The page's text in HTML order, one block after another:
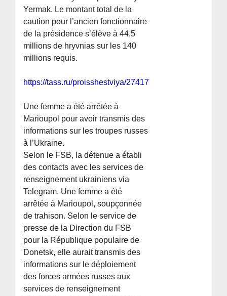
Yermak. Le montant total de la
caution pour l’ancien fonctionnaire
de la présidence s’élève à 44,5
millions de hryvnias sur les 140
millions requis.
https://tass.ru/proisshestviya/27417747
Une femme a été arrêtée à
Marioupol pour avoir transmis des
informations sur les troupes russes
à l’Ukraine.
Selon le FSB, la détenue a établi
des contacts avec les services de
renseignement ukrainiens via
Telegram. Une femme a été
arrêtée à Marioupol, soupçonnée
de trahison. Selon le service de
presse de la Direction du FSB
pour la République populaire de
Donetsk, elle aurait transmis des
informations sur le déploiement
des forces armées russes aux
services de renseignement